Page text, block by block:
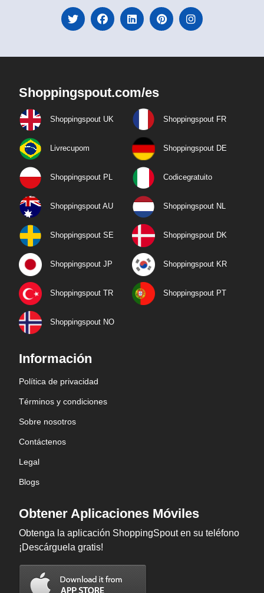
Shoppingspout.com/es
Shoppingspout UK Shoppingspout FR
Livrecupom Shoppingspout DE
Shoppingspout PL Codicegratuito
Shoppingspout AU Shoppingspout NL
Shoppingspout SE Shoppingspout DK
Shoppingspout JP Shoppingspout KR
Shoppingspout TR Shoppingspout PT
Shoppingspout NO
Información
Política de privacidad
Términos y condiciones
Sobre nosotros
Contáctenos
Legal
Blogs
Obtener Aplicaciones Móviles
Obtenga la aplicación ShoppingSpout en su teléfono
¡Descárguela gratis!